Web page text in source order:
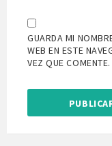
GUARDA MI
WEB EN ESTE
VEZ QUE COMENTE.